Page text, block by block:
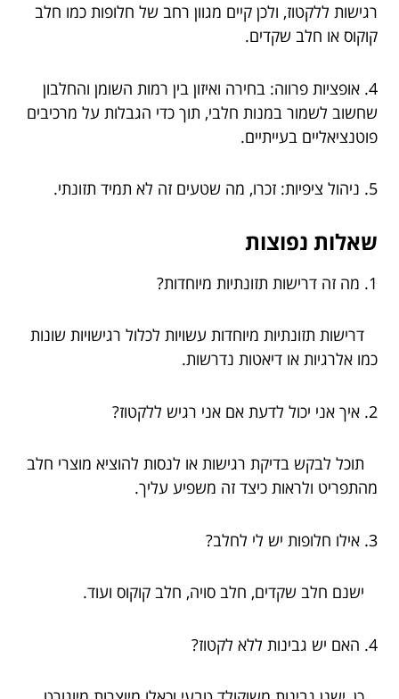
רגישות ללקטוז, ולכן קיים מגוון רחב של חלופות כמו חלב
קוקוס או חלב שקדים.
4. אופציות פרווה: בחירה ואיזון בין רמות השומן והחלבון
שחשוב לשמור במנות חלבי, תוך כדי הגבלות על מרכיבים
פוטנציאליים בעייתיים.
5. ניהול ציפיות: זכרו, מה שטעים זה לא תמיד תזונתי.
שאלות נפוצות
1. מה זה דרישות תזונתיות מיוחדות?
דרישות תזונתיות מיוחדות עשויות לכלול רגישויות שונות
כמו אלרגיות או דיאטות נדרשות.
2. איך אני יכול לדעת אם אני רגיש ללקטוז?
תוכל לבקש בדיקת רגישות או לנסות להוציא מוצרי חלב
מהתפריט ולראות כיצד זה משפיע עליך.
3. אילו חלופות יש לי לחלב?
ישנם חלב שקדים, חלב סויה, חלב קוקוס ועוד.
4. האם יש גבינות ללא לקטוז?